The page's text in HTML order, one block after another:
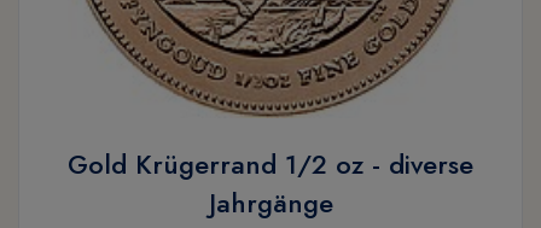
Gold Krügerrand 1/2 oz - diverse
Jahrgänge